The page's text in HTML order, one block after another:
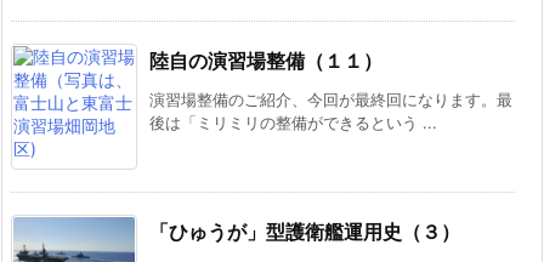
陸自の演習場整備（１１）
演習場整備のご紹介、今回が最終回になります。最
後は「ミリミリの整備ができるという ...
「ひゅうが」型護衛艦運用史（３）